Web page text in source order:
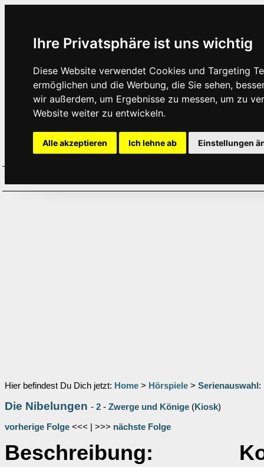
Ihre Privatsphäre ist uns wichtig
Diese Website verwendet Cookies und Targeting
ermöglichen und die Werbung, die Sie sehen,
wir außerdem, um Ergebnisse zu messen, um zu
Website weiter zu entwickeln.
Alle akzeptieren Ich lehne ab Einstellungen
Hier befindest Du Dich jetzt: Home > Hörspiele > Serienauswahl :
Die Nibelungen - 2 - Zwerge und Könige (Kiosk)
vorherige Folge <<< | >>> nächste Folge
Beschreibung: